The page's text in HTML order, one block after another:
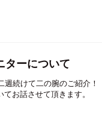
ターについて
続けて二の腕のご紹介！
お話させて頂きます。